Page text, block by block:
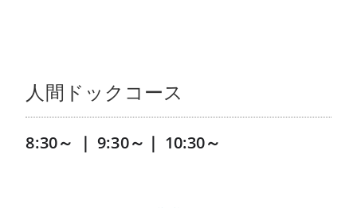
人間ドックコース
8:30～ ｜ 9:30～｜ 10:30～